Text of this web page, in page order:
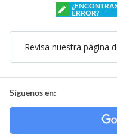
ERROR?
Revisa nuestra página
Síguenos en: